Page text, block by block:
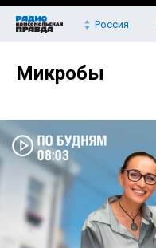
Россия
Микробы